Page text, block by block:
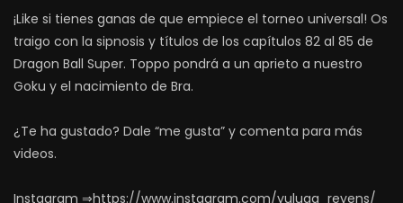
¡Like si tienes ganas de que empiece el torneo universal! Os
traigo con la sipnosis y títulos de los capítulos 82 al 85 de
Dragon Ball Super. Toppo pondrá a un aprieto a nuestro
Goku y el nacimiento de Bra.
¿Te ha gustado? Dale “me gusta” y comenta para más
videos.
Instagram ⇒https://www.instagram.com/yuluga_reyens/